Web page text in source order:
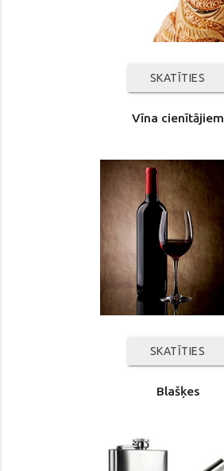
SKATĪTIES
Vīna cienītājiem
SKATĪTIES
Blašķes